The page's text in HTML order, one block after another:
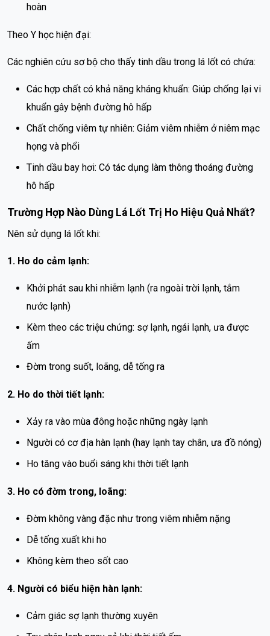
hoàn
Theo Y học hiện đại:
Các nghiên cứu sơ bộ cho thấy tinh dầu trong lá lốt có chứa:
Các hợp chất có khả năng kháng khuẩn: Giúp chống lại vi
khuẩn gây bệnh đường hô hấp
Chất chống viêm tự nhiên: Giảm viêm nhiễm ở niêm mạc
họng và phổi
Tinh dầu bay hơi: Có tác dụng làm thông thoáng đường
hô hấp
Trường Hợp Nào Dùng Lá Lốt Trị Ho Hiệu Quả Nhất?
Nên sử dụng lá lốt khi:
1. Ho do cảm lạnh:
Khởi phát sau khi nhiễm lạnh (ra ngoài trời lạnh, tắm
nước lạnh)
Kèm theo các triệu chứng: sợ lạnh, ngái lạnh, ưa được
ấm
Đờm trong suốt, loãng, dễ tống ra
2. Ho do thời tiết lạnh:
Xảy ra vào mùa đông hoặc những ngày lạnh
Người có cơ địa hàn lạnh (hay lạnh tay chân, ưa đồ nóng)
Ho tăng vào buổi sáng khi thời tiết lạnh
3. Ho có đờm trong, loãng:
Đờm không vàng đặc như trong viêm nhiễm nặng
Dễ tống xuất khi ho
Không kèm theo sốt cao
4. Người có biểu hiện hàn lạnh:
Cảm giác sợ lạnh thường xuyên